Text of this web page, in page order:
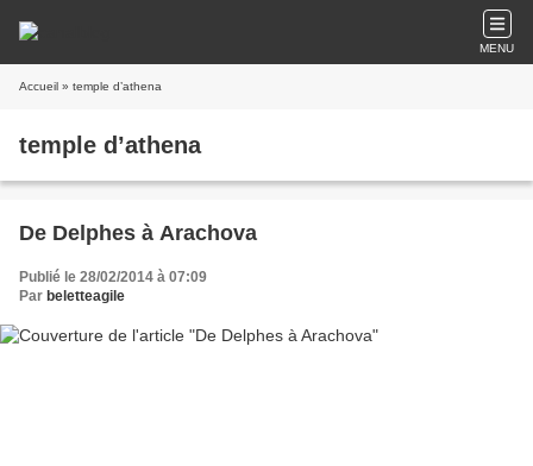
MENU
Accueil » temple d’athena
temple d’athena
De Delphes à Arachova
Publié le 28/02/2014 à 07:09
Par beletteagile